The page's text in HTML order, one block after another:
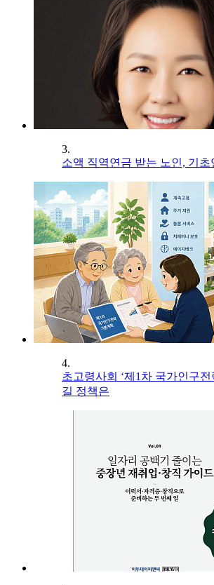
3.
소액 직역연금 받는 노인, 기
4.
초고령사회 ‘제1차 국가인구
길 정책은